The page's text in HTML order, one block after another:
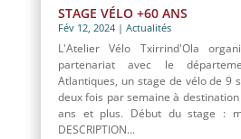
STAGE VÉLO +60 ANS
Fév 12, 2024| Actualités
L'Atelier Vélo Txirrind'Ola
partenariat avec le
Atlantiques, un stage de vélo de 9
deux fois par semaine à
ans et plus. Début du stage :
DESCRIPTION...